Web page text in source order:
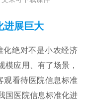
进展巨大
化绝对不是小农经济
模应用、有了场景，
观看待医院信息标准
国医院信息标准化进